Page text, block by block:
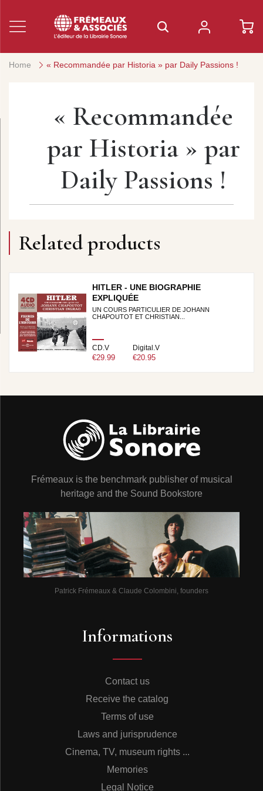
Home « Recommandée par Historia » par Daily Passions !
« Recommandée
par Historia » par
Daily Passions !
Related products
HITLER - UNE BIOGRAPHIE
EXPLIQUÉE
UN COURS PARTICULIER DE JOHANN
CHAPOUTOT ET CHRISTIAN...
CD.V
€29.99
Digital.V
€20.95
Frémeaux is the benchmark publisher of musical
heritage and the Sound Bookstore
Patrick Frémeaux & Claude Colombini, founders
Informations
Contact us
Receive the catalog
Terms of use
Laws and jurisprudence
Cinema, TV, museum rights ...
Memories
Legal Notice